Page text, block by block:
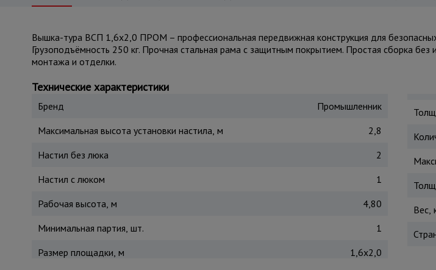
Вышка-тура ВСП 1,6x2,0 ПРОМ – профессиональная передвижная конструкция для
Грузоподъёмность 250 кг. Прочная стальная рама с защитным покрытием. Простая сборка
монтажа и отделки.
Технические характеристики
Бренд
Промышленник
Максимальная высота установки настила, м
2,8
Настил без люка
2
Настил с люком
1
Рабочая высота, м
4,80
Минимальная партия, шт.
1
Размер площадки, м
1,6x2,0
Вес,